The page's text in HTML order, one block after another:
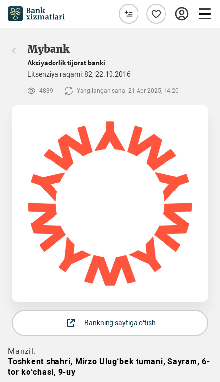
Mybank
Aksiyadorlik tijorat banki
Litsenziya raqami: 82, 22.10.2016
4839 Yangilangan sana: 21 Apr 2025, 14:20
Bankning saytiga o‘tish
Manzil:
Toshkent shahri, Mirzo Ulug‘bek tumani, Sayram, 6-
tor ko‘chasi, 9-uy